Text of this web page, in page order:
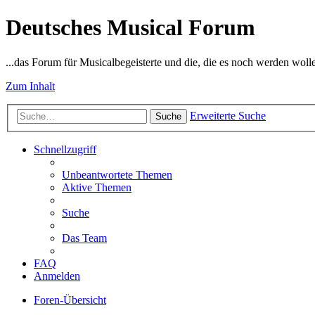
Deutsches Musical Forum
...das Forum für Musicalbegeisterte und die, die es noch werden
Zum Inhalt
Suche Erweiterte Suche
Schnellzugriff
Unbeantwortete Themen
Aktive Themen
Suche
Das Team
FAQ
Anmelden
Foren-Übersicht